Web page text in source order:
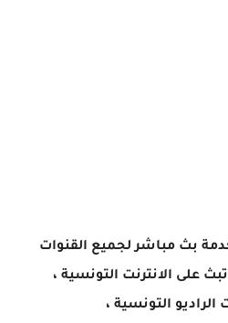
بث مباشر لجميع القنوات
تبث على الانترنت التونسية ،
التونسية ،